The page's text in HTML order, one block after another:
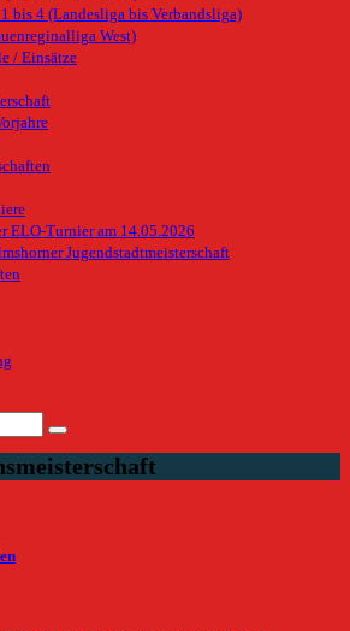
bis 4 (Landesliga bis Verbandsliga)
West)
/ Einsätze
ELO-Turnier am 14.05.2026
Jugendstadtmeisterschaft